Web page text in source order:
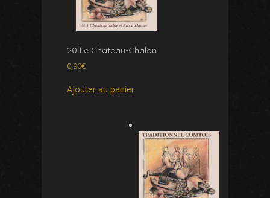
20 Le Chateau-Chalon
0,90€
Ajouter au panier